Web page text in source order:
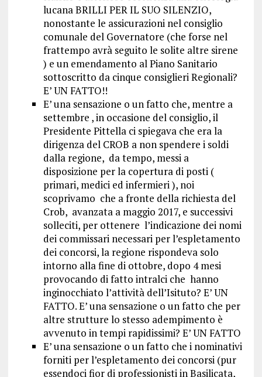
lucana BRILLI PER IL SUO SILENZIO,
nonostante le assicurazioni nel consiglio
comunale del Governatore (che forse nel
frattempo avrà seguito le solite altre sirene
) e un emendamento al Piano Sanitario
sottoscritto da cinque consiglieri Regionali?
E’ UN FATTO!!
E’ una sensazione o un fatto che, mentre a
settembre , in occasione del consiglio, il
Presidente Pittella ci spiegava che era la
dirigenza del CROB a non spendere i soldi
dalla regione, da tempo, messi a
disposizione per la copertura di posti (
primari, medici ed infermieri ), noi
scoprivamo che a fronte della richiesta del
Crob, avanzata a maggio 2017, e successivi
solleciti, per ottenere l’indicazione dei nomi
dei commissari necessari per l’espletamento
dei concorsi, la regione rispondeva solo
intorno alla fine di ottobre, dopo 4 mesi
provocando di fatto intralci che hanno
inginocchiato l’attività dell’Isituto? E’ UN
FATTO. E’ una sensazione o un fatto che per
altre strutture lo stesso adempimento è
avvenuto in tempi rapidissimi? E’ UN FATTO
E’ una sensazione o un fatto che i nominativi
forniti per l’espletamento dei concorsi (pur
essendoci fior di professionisti in Basilicata,